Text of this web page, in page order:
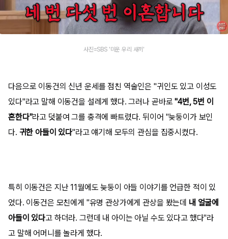
사진=SBS '미운 우리 새끼'
다음으로 이동건의 신년 운세를 점친 역술인은 "귀인도 있고 이성도
있다"라고 말해 이동건을 설레게 했다. 그러나 곧바로 "4번, 5번 이
혼한다"라고 덧붙여 그를 충격에 빠트렸다. 뒤이어 "늦둥이가 보인
다. 귀한 아들이 있다"라고 얘기해 모두의 관심을 집중시켰다.
특히 이동건은 지난 11월에도 늦둥이 아들 이야기를 언급한 적이 있
었다. 이동건은 모친에게 "유명 관상가에게 관상을 봤는데 내 얼굴에
아들이 있다고 하더라. 그런데 내 아이는 아닐 수도 있다고 했다"라
고 말해 어머니를 놀라게 했다.